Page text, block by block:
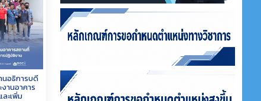
นอธิการบดี
านอาคาร
ะเพิ่ม